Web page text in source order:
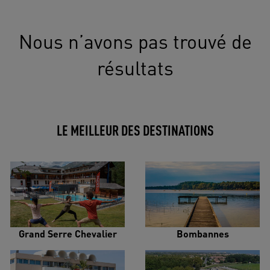
Nous n’avons pas trouvé de
résultats
LE MEILLEUR DES DESTINATIONS
Grand Serre Chevalier Bombannes